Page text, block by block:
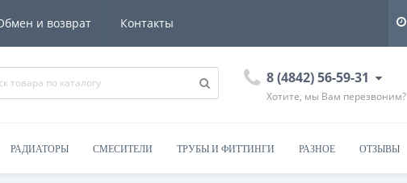
и возврат Контакты
8 (4842) 56-59-31
Хотите, мы Вам перезвоним?
РАДИАТОРЫ СМЕСИТЕЛИ ТРУБЫ И ФИТТИНГИ РАЗНОЕ ОТЗЫВЫ